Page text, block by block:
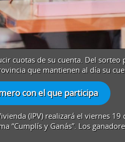
cuotas de su cuenta. Del sorteo
que mantienen al día su
con el que participa
(IPV) realizará el viernes
“Cumplís y Ganás”. Los